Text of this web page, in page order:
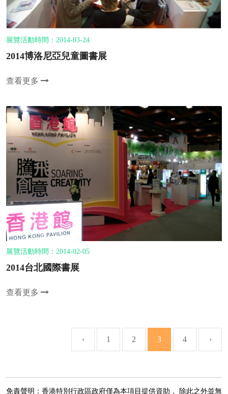
展覽活動時間：2014-03-24
2014博洛尼亞兒童圖書展
查看更多
展覽活動時間：2014-02-05
2014台北國際書展
查看更多
‹ 1 2 3 4 ›
免責聲明：香港特別行政區政府僅為本項目提供資助， 除此之外並無